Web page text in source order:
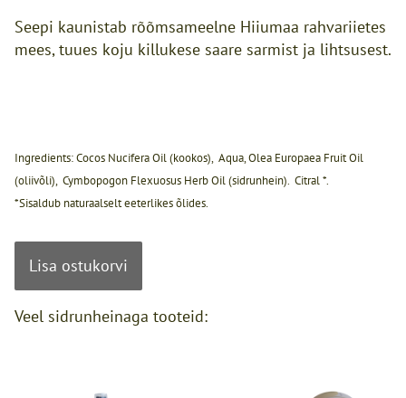
Seepi kaunistab rõõmsameelne Hiiumaa rahvariietes
mees, tuues koju killukese saare sarmist ja lihtsusest.
Ingredients: Cocos Nucifera Oil (kookos), Aqua, Olea Europaea Fruit Oil
(oliivõli), Cymbopogon Flexuosus Herb Oil (sidrunhein). Citral *.
*Sisaldub naturaalselt eeterlikes õlides.
Lisa ostukorvi
Veel sidrunheinaga tooteid: